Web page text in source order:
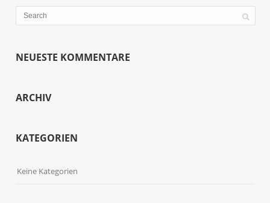
NEUESTE KOMMENTARE
ARCHIV
KATEGORIEN
Keine Kategorien